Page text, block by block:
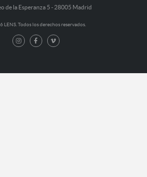
de la Esperanza 5 - 28005 Madrid
LENS. Todos los derechos reservados.